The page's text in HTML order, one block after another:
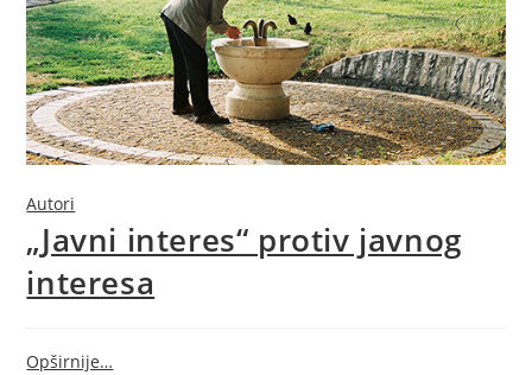
Autori
„Javni interes“ protiv javnog
interesa
Opširnije…